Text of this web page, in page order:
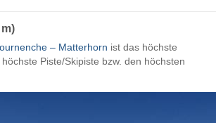
– Matterhorn ist das höchste
Piste/Skipiste bzw. den höchsten